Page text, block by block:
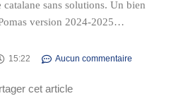
catalane sans solutions. Un bien
version 2024-2025…
15:22 Aucun commentaire
cet article